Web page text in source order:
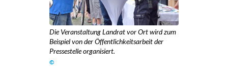
Die Veranstaltung Landrat vor Ort wird zum
Beispiel von der Öffentlichkeitsarbeit der
Pressestelle organisiert.
©